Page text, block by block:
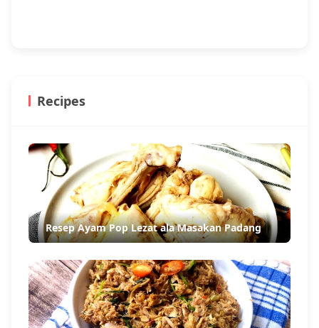
Recipes
Resep Ayam Pop Lezat ala Masakan Padang